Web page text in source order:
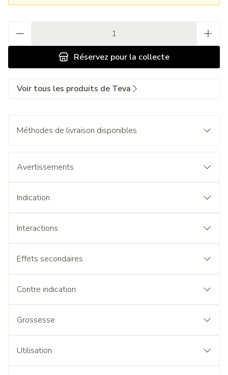
Réservez pour la collecte
Voir tous les produits de Teva
Méthodes de livraison disponibles
Avertissements
Indication
Interactions
Effets secondaires
Contre indication
Grossesse
Utilisation